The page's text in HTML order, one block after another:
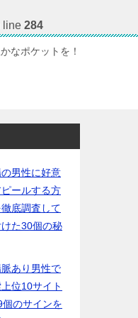
line 284
なポケットを！
男性に好意
ールする方
底調査して
けた30個の秘
あり男性で
位10サイト
個のサインを